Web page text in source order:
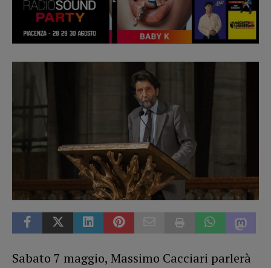
Sabato 7 maggio, Massimo Cacciari parlerà